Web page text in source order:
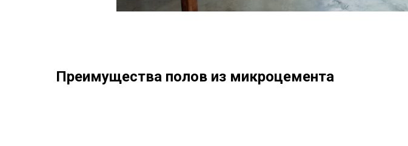
Преимущества полов из микроцемента